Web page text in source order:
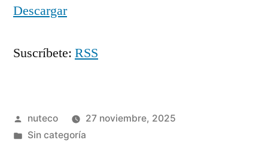
Descargar
Suscríbete: RSS
Publicada
por
nuteco
27 noviembre, 2025
Publicada
Sin categoría